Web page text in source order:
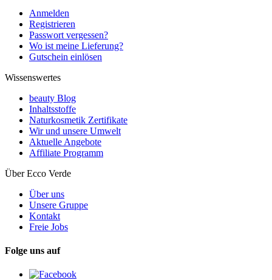
Anmelden
Registrieren
Passwort vergessen?
Wo ist meine Lieferung?
Gutschein einlösen
Wissenswertes
beauty Blog
Inhaltsstoffe
Naturkosmetik Zertifikate
Wir und unsere Umwelt
Aktuelle Angebote
Affiliate Programm
Über Ecco Verde
Über uns
Unsere Gruppe
Kontakt
Freie Jobs
Folge uns auf